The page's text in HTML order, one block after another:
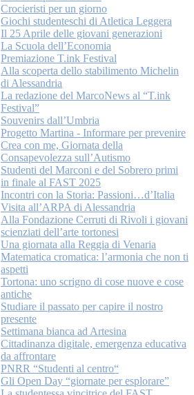
Crocieristi per un giorno
Giochi studenteschi di Atletica Leggera
Il 25 Aprile delle giovani generazioni
La Scuola dell’Economia
Premiazione T.ink Festival
Alla scoperta dello stabilimento Michelin
di Alessandria
La redazione del MarcoNews al “T.ink
Festival”
Souvenirs dall’Umbria
Progetto Martina - Informare per prevenire
Crea con me, Giornata della
Consapevolezza sull’Autismo
Studenti del Marconi e del Sobrero primi
in finale al FAST 2025
Incontri con la Storia: Passioni…d’Italia
Visita all’ARPA di Alessandria
Alla Fondazione Cerruti di Rivoli i giovani
scienziati dell’arte tortonesi
Una giornata alla Reggia di Venaria
Matematica cromatica: l’armonia che non ti
aspetti
Tortona: uno scrigno di cose nuove e cose
antiche
Studiare il passato per capire il nostro
presente
Settimana bianca ad Artesina
Cittadinanza digitale, emergenza educativa
da affrontare
PNRR “Studenti al centro“
Gli Open Day “giornate per esplorare”